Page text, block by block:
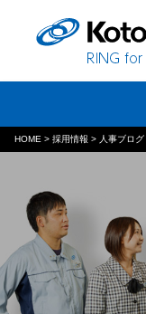
HOME > 採用情報 > 人事ブログ